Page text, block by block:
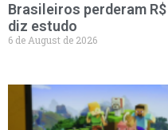
Brasileiros perderam
diz estudo
6 de August de 2026